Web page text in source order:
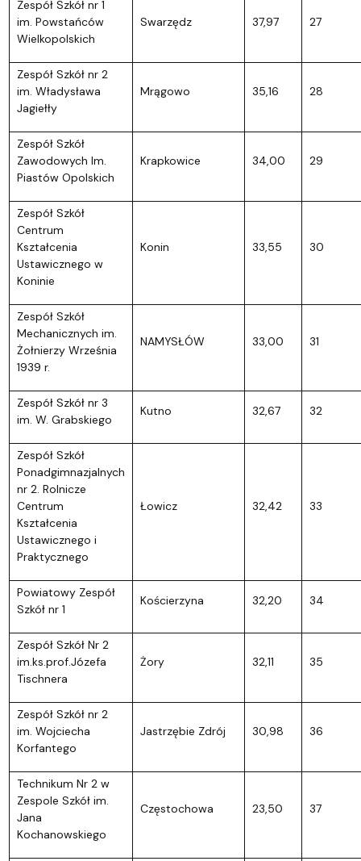
Zespół Szkół nr 1
im. Powstańców
Wielkopolskich
Swarzędz 37,97 27
Zespół Szkół nr 2
im. Władysława
Jagiełły
Mrągowo 35,16 28
Zespół Szkół
Zawodowych Im.
Piastów Opolskich
Krapkowice 34,00 29
Zespół Szkół
Centrum
Kształcenia
Ustawicznego w
Koninie
Konin 33,55 30
Zespół Szkół
Mechanicznych im.
Żołnierzy Września
1939 r.
NAMYSŁÓW 33,00 31
Zespół Szkół nr 3
im. W. Grabskiego
Kutno 32,67 32
Zespół Szkół
Ponadgimnazjalnych
nr 2. Rolnicze
Centrum
Kształcenia
Ustawicznego i
Praktycznego
Łowicz 32,42 33
Powiatowy Zespół
Szkół nr 1
Kościerzyna 32,20 34
Zespół Szkół Nr 2
im.ks.prof.Józefa
Tischnera
Żory 32,11 35
Zespół Szkół nr 2
im. Wojciecha
Korfantego
Jastrzębie Zdrój 30,98 36
Technikum Nr 2 w
Zespole Szkół im.
Jana
Kochanowskiego
Częstochowa 23,50 37